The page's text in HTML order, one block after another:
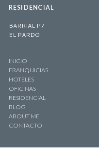
RESIDENCIAL
BARRIAL P7
EL PARDO
INICIO
FRANQUICIAS
HOTELES
OFICINAS
RESIDENCIAL
BLOG
ABOUT ME
CONTACTO